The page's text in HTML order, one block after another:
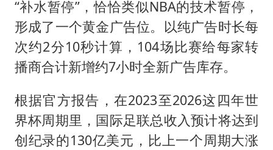
“补水暂停”，恰恰类似NBA的技术暂停，
形成了一个黄金广告位。以纯广告时长每
次约2分10秒计算，104场比赛给每家转
播商合计新增约7小时全新广告库存。
根据官方报告，在2023至2026这四年世
界杯周期里，国际足联总收入预计将达到
创纪录的130亿美元，比上一个周期大涨